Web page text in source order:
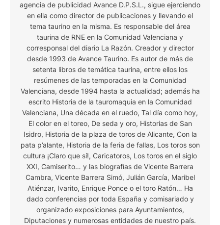
agencia de publicidad Avance D.P.S.L., sigue ejerciendo
en ella como director de publicaciones y llevando el
tema taurino en la misma. Es responsable del área
taurina de RNE en la Comunidad Valenciana y
corresponsal del diario La Razón. Creador y director
desde 1993 de Avance Taurino. Es autor de más de
setenta libros de temática taurina, entre ellos los
resúmenes de las temporadas en la Comunidad
Valenciana, desde 1994 hasta la actualidad; además ha
escrito Historia de la tauromaquia en la Comunidad
Valenciana, Una década en el ruedo, Tal día como hoy,
El color en el toreo, De seda y oro, Historias de San
Isidro, Historia de la plaza de toros de Alicante, Con la
pata p’alante, Historia de la feria de fallas, Los toros son
cultura ¡Claro que sí!, Caricatoros, Los toros en el siglo
XXI, Camiserito… y las biografías de Vicente Barrera
Cambra, Vicente Barrera Simó, Julián García, Maribel
Atiénzar, Ivarito, Enrique Ponce o el toro Ratón… Ha
dado conferencias por toda España y comisariado y
organizado exposiciones para Ayuntamientos,
Diputaciones y numerosas entidades de nuestro país.